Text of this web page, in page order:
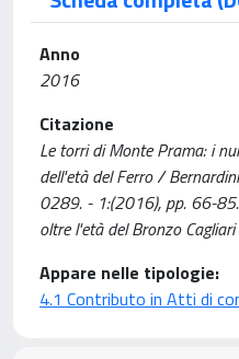
Anno
2016
Citazione
Le torri di Monte Prama: i
dell'età del Ferro /
0289. - 1:(2016), pp. 66-
oltre l'età del Bronzo
Appare nelle tipologie:
4.1 Contributo in Atti di